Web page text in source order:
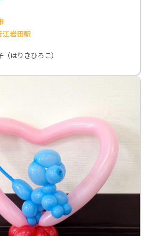
岩田駅
はりきひろこ）